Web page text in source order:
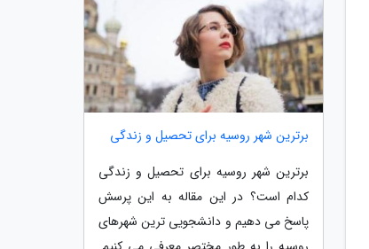
برترین شهر روسیه برای تحصیل و زندگی
برترین شهر روسیه برای تحصیل و زندگی
کدام است؟ در این مقاله به این پرسش
پاسخ می دهیم و دانشجویی ترین شهرهای